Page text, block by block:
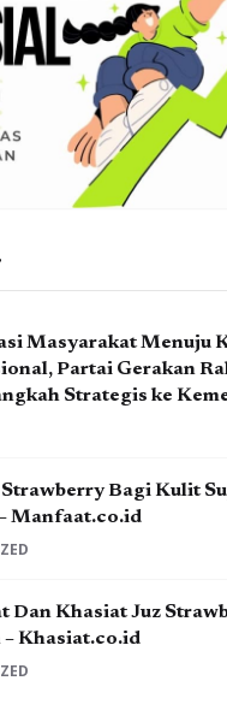
Masyarakat Menuju
Partai Gerakan
Strategis ke
Bagi Kulit
Manfaat.co.id
Dan Khasiat Juz
– Khasiat.co.id